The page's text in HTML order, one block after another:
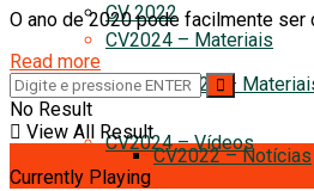
CV 2022
CV2022 –
CV2022 – Notícias
CV2024 – Materiais
CV2024 – Vídeos
O ano de 2020 pode facilmente ser
Read more
No Result
View All Result
Currently Playing